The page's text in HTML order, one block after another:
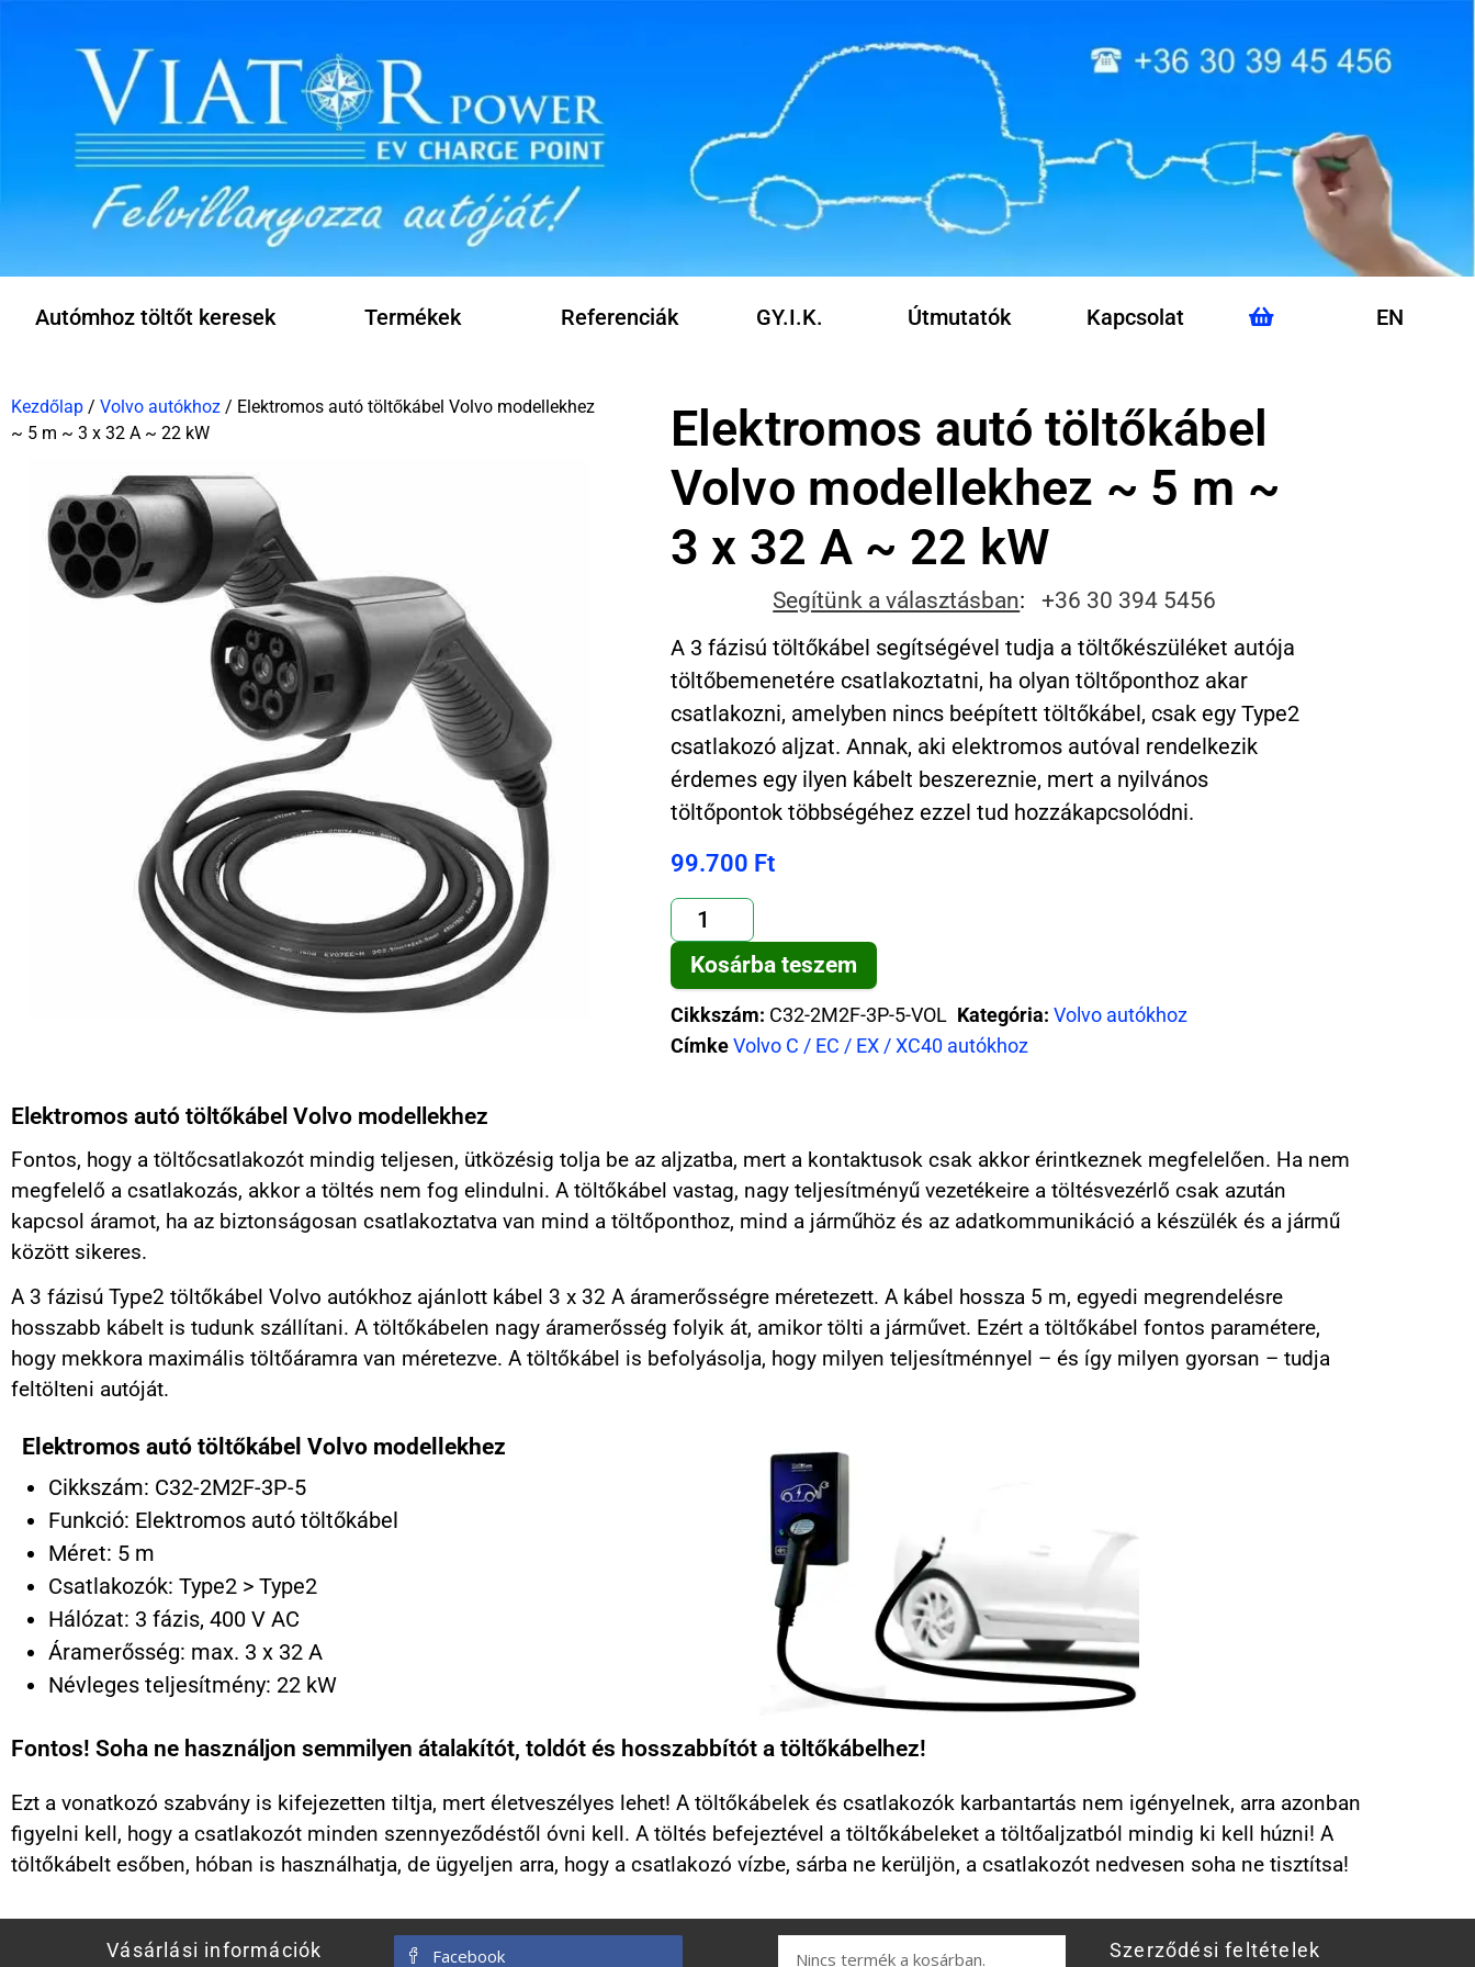
Autómhoz töltőt keresek Termékek Referenciák GY.I.K. Útmutatók Kapcsolat EN
Kezdőlap / Volvo autókhoz / Elektromos autó töltőkábel Volvo modellekhez
~ 5 m ~ 3 x 32 A ~ 22 kW
Elektromos autó töltőkábel
Volvo modellekhez ~ 5 m ~
3 x 32 A ~ 22 kW
Segítünk a választásban:+36 30 394 5456
A 3 fázisú töltőkábel segítségével tudja a töltőkészüléket autója
töltőbemenetére csatlakoztatni, ha olyan töltőponthoz akar
csatlakozni, amelyben nincs beépített töltőkábel, csak egy Type2
csatlakozó aljzat. Annak, aki elektromos autóval rendelkezik
érdemes egy ilyen kábelt beszereznie, mert a nyilvános
töltőpontok többségéhez ezzel tud hozzákapcsolódni.
99.700 Ft
Kosárba teszem
Cikkszám: C32-2M2F-3P-5-VOL Kategória: Volvo autókhoz
Címke Volvo C / EC / EX / XC40 autókhoz
Elektromos autó töltőkábel Volvo modellekhez
Fontos, hogy a töltőcsatlakozót mindig teljesen, ütközésig tolja be az aljzatba, mert a kontaktusok csak akkor érintkeznek megfelelően. Ha nem
megfelelő a csatlakozás, akkor a töltés nem fog elindulni. A töltőkábel vastag, nagy teljesítményű vezetékeire a töltésvezérlő csak azután
kapcsol áramot, ha az biztonságosan csatlakoztatva van mind a töltőponthoz, mind a járműhöz és az adatkommunikáció a készülék és a jármű
között sikeres.
A 3 fázisú Type2 töltőkábel Volvo autókhoz ajánlott kábel 3 x 32 A áramerősségre méretezett. A kábel hossza 5 m, egyedi megrendelésre
hosszabb kábelt is tudunk szállítani. A töltőkábelen nagy áramerősség folyik át, amikor tölti a járművet. Ezért a töltőkábel fontos paramétere,
hogy mekkora maximális töltőáramra van méretezve. A töltőkábel is befolyásolja, hogy milyen teljesítménnyel – és így milyen gyorsan – tudja
feltölteni autóját.
Elektromos autó töltőkábel Volvo modellekhez
Cikkszám: C32-2M2F-3P-5
Funkció: Elektromos autó töltőkábel
Méret: 5 m
Csatlakozók: Type2 > Type2
Hálózat: 3 fázis, 400 V AC
Áramerősség: max. 3 x 32 A
Névleges teljesítmény: 22 kW
Fontos! Soha ne használjon semmilyen átalakítót, toldót és hosszabbítót a töltőkábelhez!
Ezt a vonatkozó szabvány is kifejezetten tiltja, mert életveszélyes lehet! A töltőkábelek és csatlakozók karbantartás nem igényelnek, arra azonban
figyelni kell, hogy a csatlakozót minden szennyeződéstől óvni kell. A töltés befejeztével a töltőkábeleket a töltőaljzatból mindig ki kell húzni! A
töltőkábelt esőben, hóban is használhatja, de ügyeljen arra, hogy a csatlakozó vízbe, sárba ne kerüljön, a csatlakozót nedvesen soha ne tisztítsa!
Vásárlási információk Facebook Nincs termék a kosárban. Szerződési feltételek